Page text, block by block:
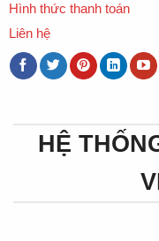
Hình thức thanh toán
Liên hệ
HỆ